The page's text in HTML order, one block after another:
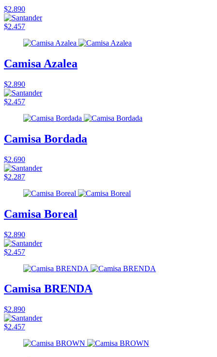
$2.890
$2.457
Camisa Azalea
$2.890
$2.457
Camisa Bordada
$2.690
$2.287
Camisa Boreal
$2.890
$2.457
Camisa BRENDA
$2.890
$2.457